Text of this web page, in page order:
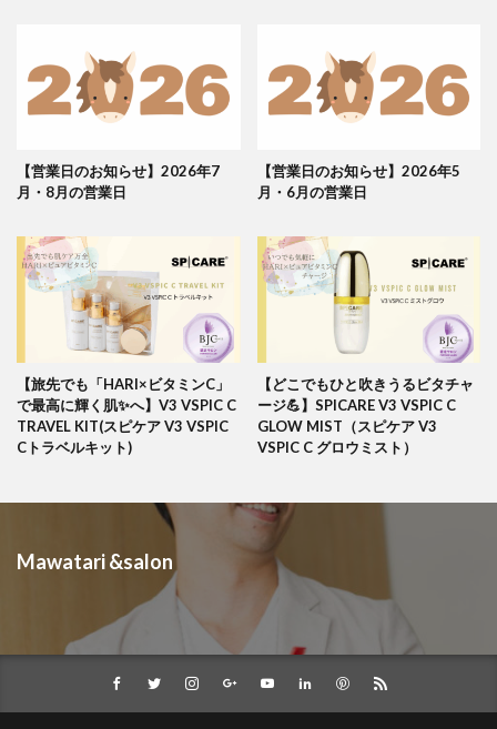
【営業日のお知らせ】2026年7
月・8月の営業日
【営業日のお知らせ】2026年5
月・6月の営業日
【旅先でも「HARI×ビタミンC」
で最高に輝く肌✨へ】V3 VSPIC C
TRAVEL KIT(スピケア V3 VSPIC
Cトラベルキット)
【どこでもひと吹きうるビタチャ
ージ💪】SPICARE V3 VSPIC C
GLOW MIST（スピケア V3
VSPIC C グロウミスト）
Mawatari &salon